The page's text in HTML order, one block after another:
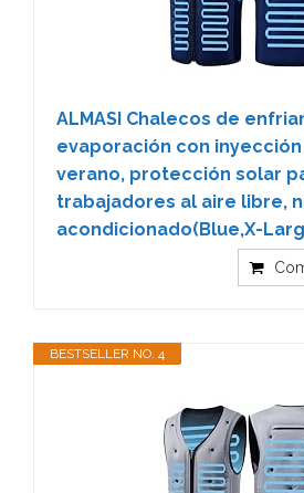
ALMASI Chalecos de
evaporación con
verano, protección solar
trabajadores al aire libre,
acondicionado(Blue,X-
BESTSELLER NO. 4